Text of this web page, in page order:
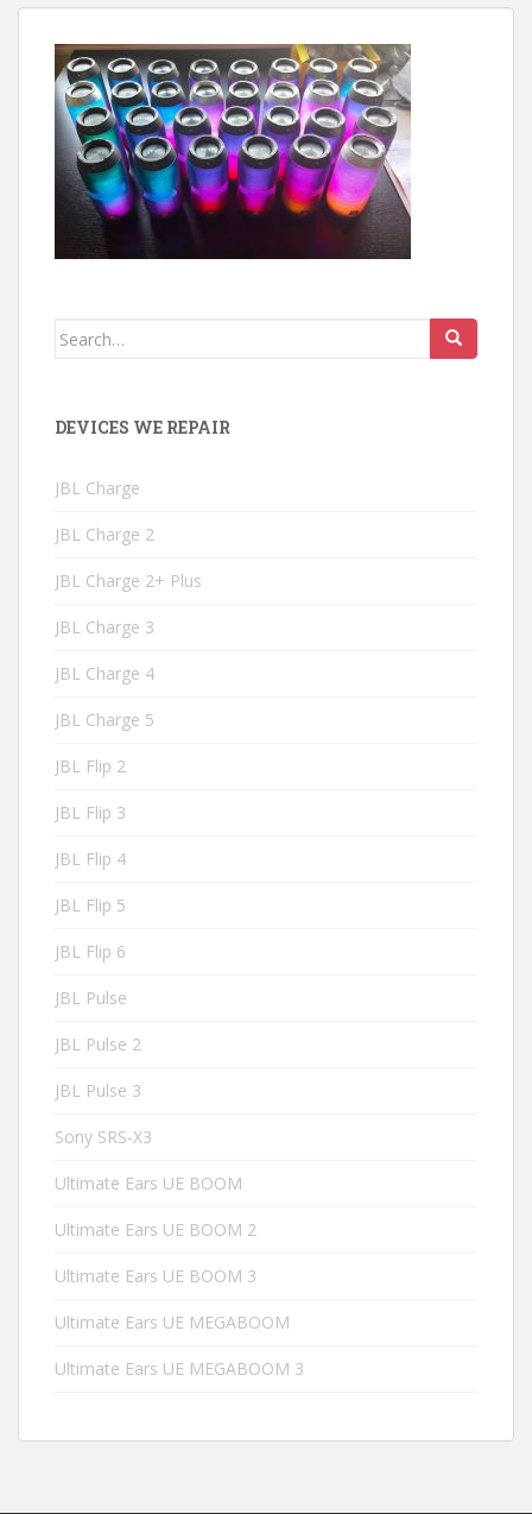
Search
DEVICES WE REPAIR
JBL Charge
JBL Charge 2
JBL Charge 2+ Plus
JBL Charge 3
JBL Charge 4
JBL Charge 5
JBL Flip 2
JBL Flip 3
JBL Flip 4
JBL Flip 5
JBL Flip 6
JBL Pulse
JBL Pulse 2
JBL Pulse 3
Sony SRS-X3
Ultimate Ears UE BOOM
Ultimate Ears UE BOOM 2
Ultimate Ears UE BOOM 3
Ultimate Ears UE MEGABOOM
Ultimate Ears UE MEGABOOM 3